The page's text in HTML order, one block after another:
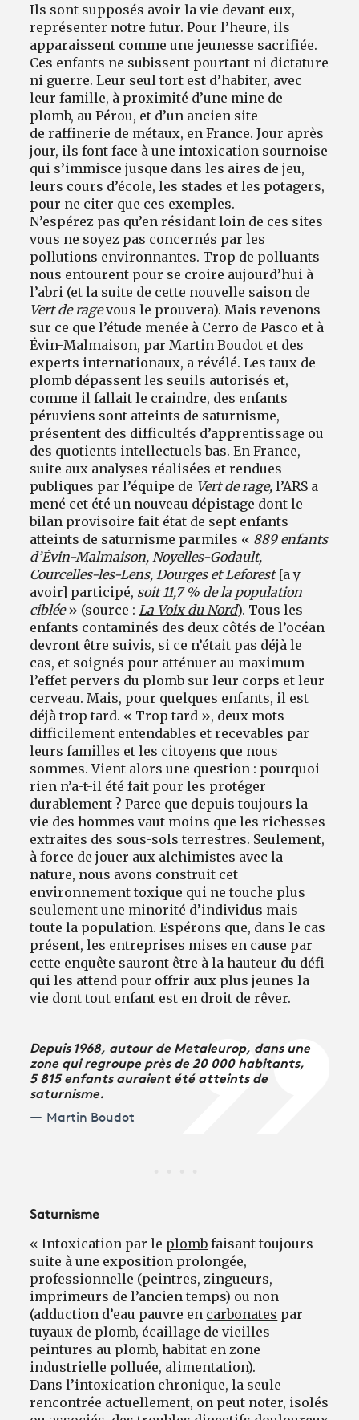
Ils sont supposés avoir la vie devant eux,
représenter notre futur. Pour l’heure, ils
apparaissent comme une jeunesse sacrifiée.
Ces enfants ne subissent pourtant ni dictature
ni guerre. Leur seul tort est d’habiter, avec
leur famille, à proximité d’une mine de
plomb, au Pérou, et d’un ancien site
de raffinerie de métaux, en France. Jour après
jour, ils font face à une intoxication sournoise
qui s’immisce jusque dans les aires de jeu,
leurs cours d’école, les stades et les potagers,
pour ne citer que ces exemples.
N’espérez pas qu’en résidant loin de ces sites
vous ne soyez pas concernés par les
pollutions environnantes. Trop de polluants
nous entourent pour se croire aujourd’hui à
l’abri (et la suite de cette nouvelle saison de
Vert de ragevous le prouvera). Mais revenons
sur ce que l’étude menée à Cerro de Pasco et à
Évin-Malmaison, par Martin Boudot et des
experts internationaux, a révélé. Les taux de
plomb dépassent les seuils autorisés et,
comme il fallait le craindre, des enfants
péruviens sont atteints de saturnisme,
présentent des difficultés d’apprentissage ou
des quotients intellectuels bas. En France,
suite aux analyses réalisées et rendues
publiques par l’équipe de Vert de rage,l’ARS a
mené cet été un nouveau dépistage dont le
bilan provisoire fait état de sept enfants
atteints de saturnisme parmiles « 889 enfants
d’Évin-Malmaison, Noyelles-Godault,
Courcelles-les-Lens, Dourges et Leforest [a y
avoir] participé, soit 11,7 % de la population
ciblée» (source : La Voix du Nord). Tous les
enfants contaminés des deux côtés de l’océan
devront être suivis, si ce n’était pas déjà le
cas, et soignés pour atténuer au maximum
l’effet pervers du plomb sur leur corps et leur
cerveau. Mais, pour quelques enfants, il est
déjà trop tard. « Trop tard », deux mots
difficilement entendables et recevables par
leurs familles et les citoyens que nous
sommes. Vient alors une question : pourquoi
rien n’a-t-il été fait pour les protéger
durablement ? Parce que depuis toujours la
vie des hommes vaut moins que les richesses
extraites des sous-sols terrestres. Seulement,
à force de jouer aux alchimistes avec la
nature, nous avons construit cet
environnement toxique qui ne touche plus
seulement une minorité d’individus mais
toute la population. Espérons que, dans le cas
présent, les entreprises mises en cause par
cette enquête sauront être à la hauteur du défi
qui les attend pour offrir aux plus jeunes la
vie dont tout enfant est en droit de rêver.
Depuis 1968, autour de Metaleurop, dans une
zone qui regroupe près de 20 000 habitants,
5 815 enfants auraient été atteints de
saturnisme.
Martin Boudot
Saturnisme
« Intoxication par le plomb faisant toujours
suite à une exposition prolongée,
professionnelle (peintres, zingueurs,
imprimeurs de l’ancien temps) ou non
(adduction d’eau pauvre en carbonates par
tuyaux de plomb, écaillage de vieilles
peintures au plomb, habitat en zone
industrielle polluée, alimentation).
Dans l’intoxication chronique, la seule
rencontrée actuellement, on peut noter, isolés